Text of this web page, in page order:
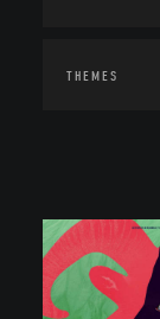
THEMES